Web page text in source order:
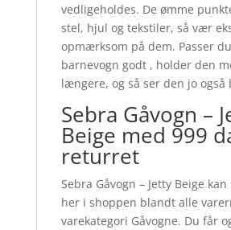
vedligeholdes. De ømme
stel, hjul og tekstiler, så vær
opmærksom på dem. Passer
barnevogn godt , holder den
længere, og så ser den jo også
Sebra Gåvogn –
Beige med 999
returret
Sebra Gåvogn – Jetty Beige
her i shoppen blandt alle
varekategori Gåvogne. Du får